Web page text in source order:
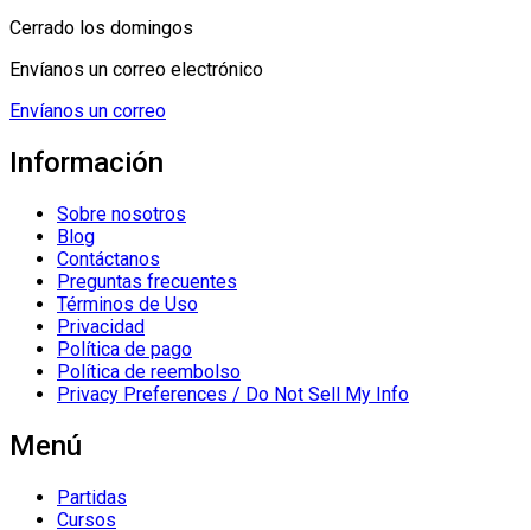
Cerrado los domingos
Envíanos un correo electrónico
Envíanos un correo
Información
Sobre nosotros
Blog
Contáctanos
Preguntas frecuentes
Términos de Uso
Privacidad
Política de pago
Política de reembolso
Privacy Preferences / Do Not Sell My Info
Menú
Partidas
Cursos